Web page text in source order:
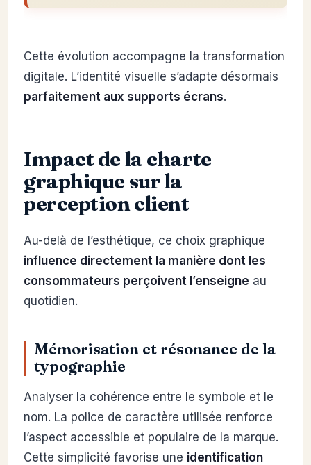
Cette évolution accompagne la transformation
digitale. L’identité visuelle s’adapte désormais
parfaitement aux supports écrans.
Impact de la charte
graphique sur la
perception client
Au-delà de l’esthétique, ce choix graphique
influence directement la manière dont les
consommateurs perçoivent l’enseigne au
quotidien.
Mémorisation et résonance de la
typographie
Analyser la cohérence entre le symbole et le
nom. La police de caractère utilisée renforce
l’aspect accessible et populaire de la marque.
Cette simplicité favorise une identification